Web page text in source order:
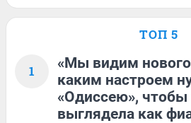
ТОП 5
1
«Мы видим
каким настроем
«Одиссею», чтобы
выглядела как